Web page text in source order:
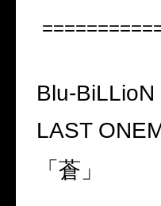
Blu-BiLLioN
LAST
「蒼」